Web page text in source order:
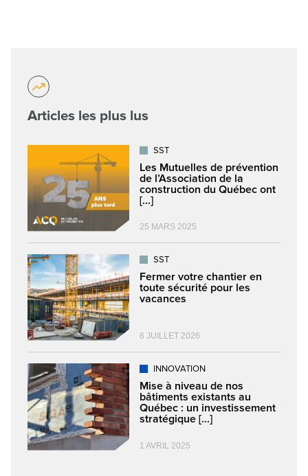
Articles les plus lus
SST
Les Mutuelles de prévention
de l’Association de la
construction du Québec ont
[...]
25 MARS 2025
SST
Fermer votre chantier en
toute sécurité pour les
vacances
6 JUILLET 2026
INNOVATION
Mise à niveau de nos
bâtiments existants au
Québec : un investissement
stratégique [...]
1 AVRIL 2025